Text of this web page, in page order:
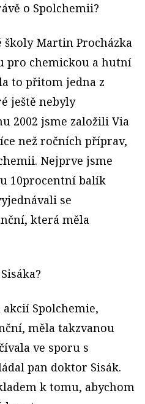
o Spolchemii?
školy Martin Procházka
pro chemickou a hutní
to přitom jedna z
ještě nebyly
2002 jsme založili Via
než ročních příprav,
Nejprve jsme
10procentní balík
se
která měla
Spolchemie,
měla takzvanou
ve sporu s
pan doktor Sisák.
k tomu, abychom